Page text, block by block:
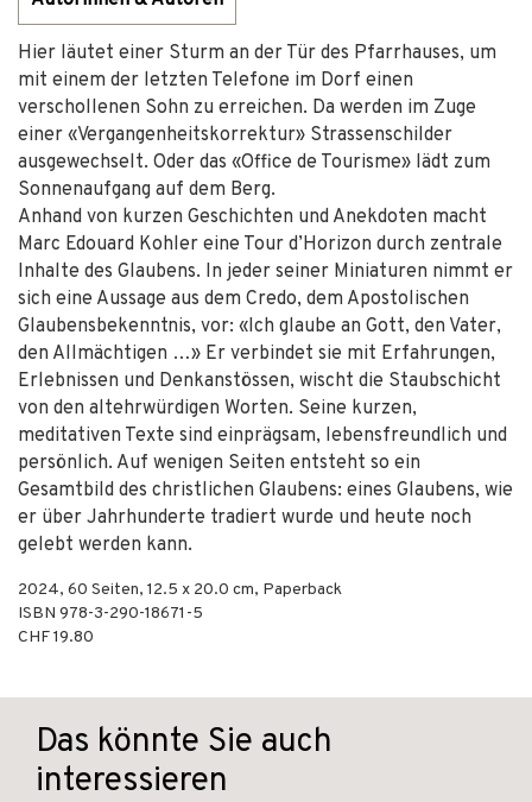
Hier läutet einer Sturm an der Tür des Pfarrhauses, um
mit einem der letzten Telefone im Dorf einen
verschollenen Sohn zu erreichen. Da werden im Zuge
einer «Vergangenheitskorrektur» Strassenschilder
ausgewechselt. Oder das «Office de Tourisme» lädt zum
Sonnenaufgang auf dem Berg.
Anhand von kurzen Geschichten und Anekdoten macht
Marc Edouard Kohler eine Tour d’Horizon durch zentrale
Inhalte des Glaubens. In jeder seiner Miniaturen nimmt er
sich eine Aussage aus dem Credo, dem Apostolischen
Glaubensbekenntnis, vor: «Ich glaube an Gott, den Vater,
den Allmächtigen …» Er verbindet sie mit Erfahrungen,
Erlebnissen und Denkanstössen, wischt die Staubschicht
von den altehrwürdigen Worten. Seine kurzen,
meditativen Texte sind einprägsam, lebensfreundlich und
persönlich. Auf wenigen Seiten entsteht so ein
Gesamtbild des christlichen Glaubens: eines Glaubens, wie
er über Jahrhunderte tradiert wurde und heute noch
gelebt werden kann.
2024, 60 Seiten, 12.5 x 20.0 cm, Paperback
ISBN 978-3-290-18671-5
CHF 19.80
Das könnte Sie auch
interessieren